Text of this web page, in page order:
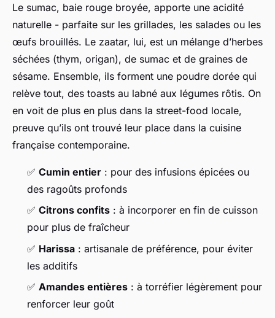
Le sumac, baie rouge broyée, apporte une acidité
naturelle - parfaite sur les grillades, les salades ou les
œufs brouillés. Le zaatar, lui, est un mélange d’herbes
séchées (thym, origan), de sumac et de graines de
sésame. Ensemble, ils forment une poudre dorée qui
relève tout, des toasts au labné aux légumes rôtis. On
en voit de plus en plus dans la street-food locale,
preuve qu’ils ont trouvé leur place dans la cuisine
française contemporaine.
✅ Cumin entier : pour des infusions épicées ou
des ragoûts profonds
✅ Citrons confits : à incorporer en fin de cuisson
pour plus de fraîcheur
✅ Harissa : artisanale de préférence, pour éviter
les additifs
✅ Amandes entières : à torréfier légèrement pour
renforcer leur goût